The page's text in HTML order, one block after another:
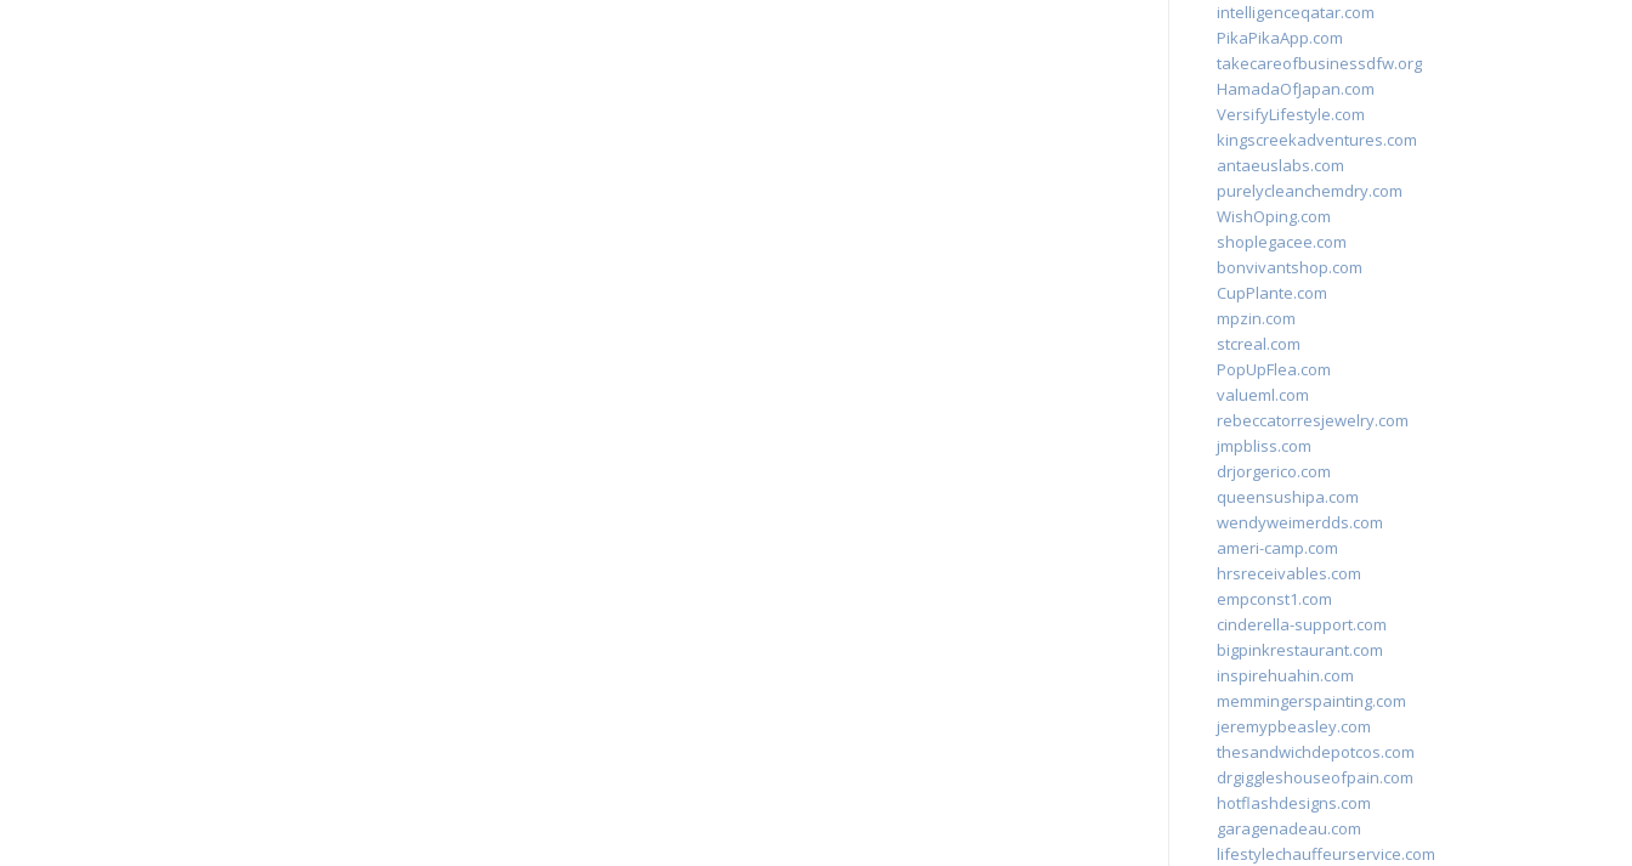
intelligenceqatar.com
PikaPikaApp.com
takecareofbusinessdfw.org
HamadaOfJapan.com
VersifyLifestyle.com
kingscreekadventures.com
antaeuslabs.com
purelycleanchemdry.com
WishOping.com
shoplegacee.com
bonvivantshop.com
CupPlante.com
mpzin.com
stcreal.com
PopUpFlea.com
valueml.com
rebeccatorresjewelry.com
jmpbliss.com
drjorgerico.com
queensushipa.com
wendyweimerdds.com
ameri-camp.com
hrsreceivables.com
empconst1.com
cinderella-support.com
bigpinkrestaurant.com
inspirehuahin.com
memmingerspainting.com
jeremypbeasley.com
thesandwichdepotcos.com
drgiggleshouseofpain.com
hotflashdesigns.com
garagenadeau.com
lifestylechauffeurservice.com